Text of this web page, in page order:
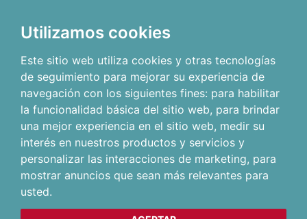
Utilizamos cookies
Este sitio web utiliza cookies y otras tecnologías
de seguimiento para mejorar su experiencia de
navegación con los siguientes fines: para habilitar
la funcionalidad básica del sitio web, para brindar
una mejor experiencia en el sitio web, medir su
interés en nuestros productos y servicios y
personalizar las interacciones de marketing, para
mostrar anuncios que sean más relevantes para
usted.